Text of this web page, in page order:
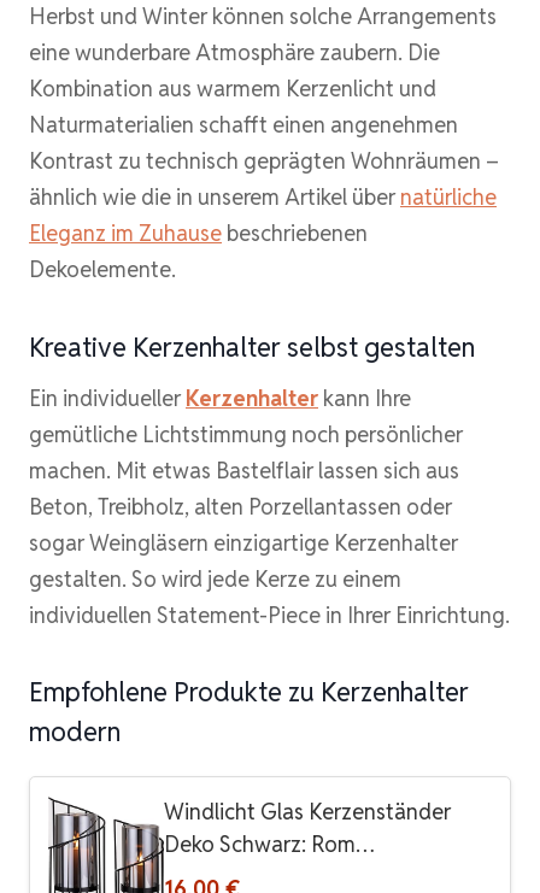
Herbst und Winter können solche Arrangements
eine wunderbare Atmosphäre zaubern. Die
Kombination aus warmem Kerzenlicht und
Naturmaterialien schafft einen angenehmen
Kontrast zu technisch geprägten Wohnräumen –
ähnlich wie die in unserem Artikel übernatürliche
Eleganz im Zuhause beschriebenen
Dekoelemente.
Kreative Kerzenhalter selbst gestalten
Ein individuellerKerzenhalter kann Ihre
gemütliche Lichtstimmung noch persönlicher
machen. Mit etwas Bastelflair lassen sich aus
Beton, Treibholz, alten Porzellantassen oder
sogar Weingläsern einzigartige Kerzenhalter
gestalten. So wird jede Kerze zu einem
individuellen Statement-Piece in Ihrer Einrichtung.
Empfohlene Produkte zu Kerzenhalter
modern
Windlicht Glas Kerzenständer
Deko Schwarz: Rom…